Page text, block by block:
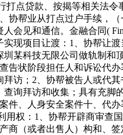
点贷款、按揭等相关法令
协帮业从打点过户手续，
会见和通信。金融合同(
现项目让渡：1、协帮让
某科技无限公司做轨制和
状阶段担任人和诉讼代办
访；2、协帮被告人或代
询拜访和收集；具有充脚
件、人身安全案件十、代
权：1、协帮开辟商审查
商（或者出售人）构和、